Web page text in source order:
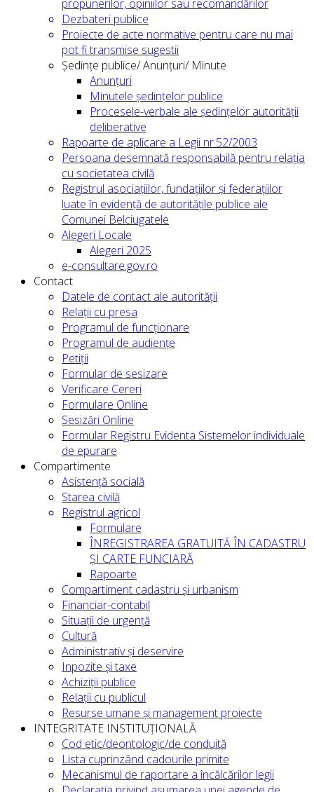
propunerilor, opiniilor sau recomandărilor
Dezbateri publice
Proiecte de acte normative pentru care nu mai
pot fi transmise sugestii
Ședințe publice/ Anunțuri/ Minute
Anunțuri
Minutele ședințelor publice
Procesele-verbale ale ședințelor autorității
deliberative
Rapoarte de aplicare a Legii nr.52/2003
Persoana desemnată responsabilă pentru relația
cu societatea civilă
Registrul asociațiilor, fundațiilor și federațiilor
luate în evidență de autoritățile publice ale
Comunei Belciugatele
Alegeri Locale
Alegeri 2025
e-consultare.gov.ro
Contact
Datele de contact ale autorității
Relații cu presa
Programul de funcționare
Programul de audiențe
Petiții
Formular de sesizare
Verificare Cereri
Formulare Online
Sesizări Online
Formular Registru Evidenta Sistemelor individuale
de epurare
Compartimente
Asistență socială
Starea civilă
Registrul agricol
Formulare
ÎNREGISTRAREA GRATUITĂ ÎN CADASTRU
ȘI CARTE FUNCIARĂ
Rapoarte
Compartiment cadastru și urbanism
Financiar-contabil
Situații de urgență
Cultură
Administrativ și deservire
Inpozite și taxe
Achiziții publice
Relații cu publicul
Resurse umane și management proiecte
INTEGRITATE INSTITUȚIONALĂ
Cod etic/deontologic/de conduită
Lista cuprinzând cadourile primite
Mecanismul de raportare a încălcărilor legii